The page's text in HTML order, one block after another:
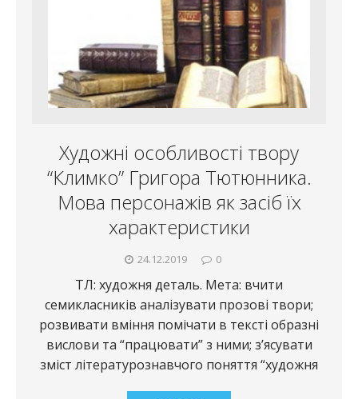
Художні особливості твору
“Климко” Григора Тютюнника.
Мова персонажів як засіб їх
характеристики
24.12.2019 0
ТЛ: художня деталь. Мета: вчити
семикласників аналізувати прозові твори;
розвивати вміння помічати в тексті образні
вислови та “працювати” з ними; з’ясувати
зміст літературознавчого поняття “художня